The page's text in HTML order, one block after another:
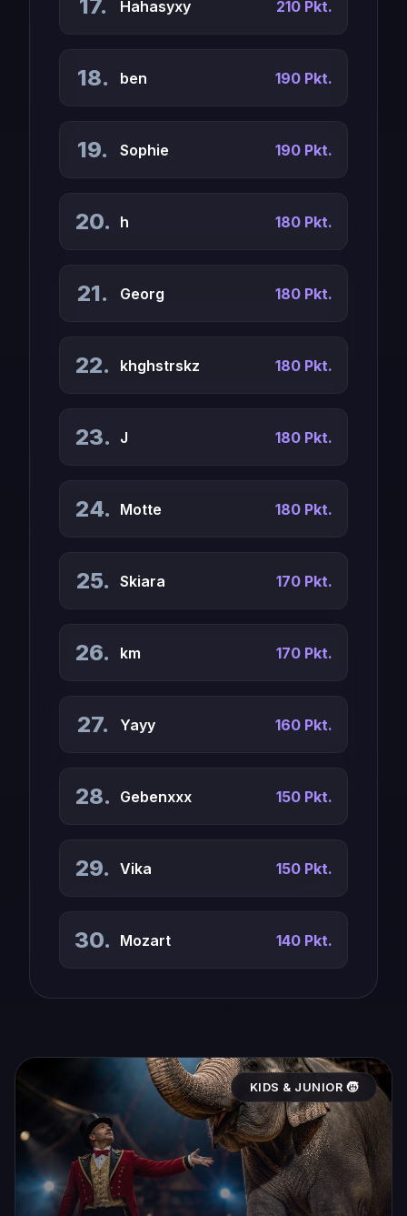
17. Hahasyxy 210 Pkt.
18. ben 190 Pkt.
19. Sophie 190 Pkt.
20. h 180 Pkt.
21. Georg 180 Pkt.
22. khghstrskz 180 Pkt.
23. J 180 Pkt.
24. Motte 180 Pkt.
25. Skiara 170 Pkt.
26. km 170 Pkt.
27. Yayy 160 Pkt.
28. Gebenxxx 150 Pkt.
29. Vika 150 Pkt.
30. Mozart 140 Pkt.
KIDS & JUNIOR 🧒